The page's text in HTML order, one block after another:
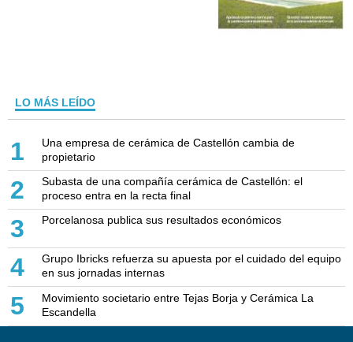
LO MÁS LEÍDO
1
Una empresa de cerámica de Castellón cambia de
propietario
2
Subasta de una compañía cerámica de Castellón: el
proceso entra en la recta final
3 Porcelanosa publica sus resultados económicos
4
Grupo Ibricks refuerza su apuesta por el cuidado del equipo
en sus jornadas internas
5
Movimiento societario entre Tejas Borja y Cerámica La
Escandella